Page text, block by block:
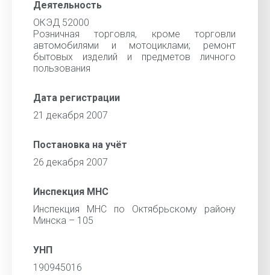
Деятельность
ОКЭД 52000
Розничная торговля, кроме торговли
автомобилями и мотоциклами; ремонт
бытовых изделий и предметов личного
пользования
Дата регистрации
21 декабря 2007
Постановка на учёт
26 декабря 2007
Инспекция МНС
Инспекция МНС по Октябрьскому району
Минска – 105
УНП
190945016